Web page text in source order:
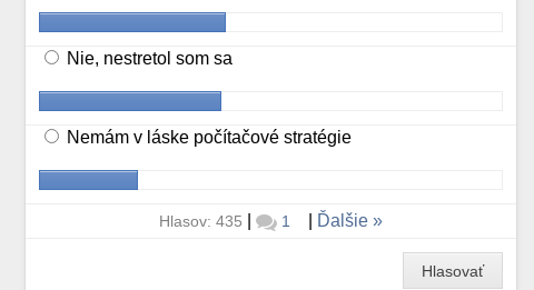
Nie, nestretol som sa
Nemám v láske počítačové stratégie
Hlasov: 435 | 1 Ďalšie
Hlasovať